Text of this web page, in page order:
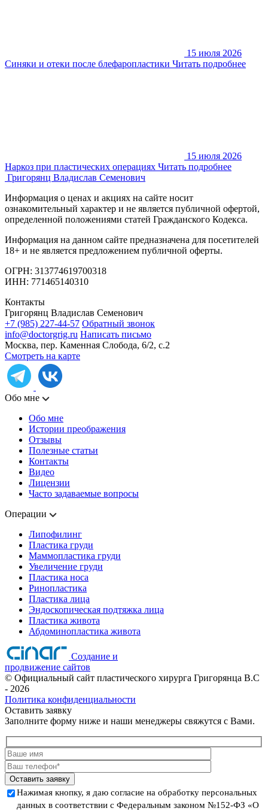
15 июля 2026
Синяки и отеки после блефаропластики Читать подробнее
15 июля 2026
Наркоз при пластических операциях Читать подробнее
Григорянц Владислав Семенович
Информация о ценах и акциях на сайте носит
ознакомительный характер и не является публичной офертой,
определенной положениями статей Гражданского Кодекса.
Информация на данном сайте предназначена для посетителей
18+ и не является предложением публичной оферты.
ОГРН: 313774619700318
ИНН: 771465140310
Контакты
Григорянц Владислав Семенович
+7 (985) 227-44-57 Обратный звонок
info@doctorgrig.ru Написать письмо
Москва, пер. Каменная Слобода, 6/2, с.2
Смотреть на карте
Обо мне
Обо мне
Истории преображения
Отзывы
Полезные статьи
Контакты
Видео
Лицензии
Часто задаваемые вопросы
Операции
Липофилинг
Пластика груди
Маммопластика груди
Увеличение груди
Пластика носа
Ринопластика
Пластика лица
Эндоскопическая подтяжка лица
Пластика живота
Абдоминопластика живота
Создание и
продвижение сайтов
© Официальный сайт пластического хирурга Григорянца В.C
- 2026
Политика конфиденциальности
Оставить заявку
Заполните форму ниже и наши менеджеры свяжутся с Вами.
Оставить заявку
Нажимая кнопку, я даю согласие на обработку персональных
данных в соответствии с Федеральным законом №152-ФЗ «О